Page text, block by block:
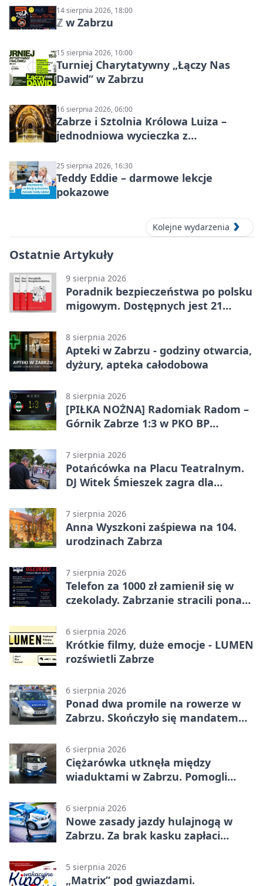
14 sierpnia 2026, 18:00
ℤ w Zabrzu
15 sierpnia 2026, 10:00
Turniej Charytatywny „Łączy Nas
Dawid” w Zabrzu
16 sierpnia 2026, 06:00
Zabrze i Sztolnia Królowa Luiza –
jednodniowa wycieczka z
miasta
25 sierpnia 2026, 16:30
Teddy Eddie – darmowe lekcje
pokazowe
Kolejne wydarzenia
Ostatnie Artykuły
9 sierpnia 2026
Poradnik bezpieczeństwa po polsku
migowym. Dostępnych jest 21
8 sierpnia 2026
Apteki w Zabrzu - godziny otwarcia,
dyżury, apteka całodobowa
8 sierpnia 2026
[PIŁKA NOŻNA] Radomiak Radom –
Górnik Zabrze 1:3 w PKO BP
Federico dał zabrzanom zwycięstwo
7 sierpnia 2026
Potańcówka na Placu Teatralnym.
DJ Witek Śmieszek zagra dla
7 sierpnia 2026
Anna Wyszkoni zaśpiewa na 104.
urodzinach Zabrza
7 sierpnia 2026
Telefon za 1000 zł zamienił się w
czekolady. Zabrzanie stracili ponad
6 sierpnia 2026
Krótkie filmy, duże emocje - LUMEN
rozświetli Zabrze
6 sierpnia 2026
Ponad dwa promile na rowerze w
Zabrzu. Skończyło się mandatem
6 sierpnia 2026
Ciężarówka utknęła między
wiaduktami w Zabrzu. Pomogli
6 sierpnia 2026
Nowe zasady jazdy hulajnogą w
Zabrzu. Za brak kasku zapłaci
5 sierpnia 2026
„Matrix” pod gwiazdami.